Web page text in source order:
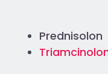
Prednisolon